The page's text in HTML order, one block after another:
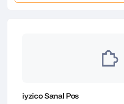
iyzico Sanal Pos